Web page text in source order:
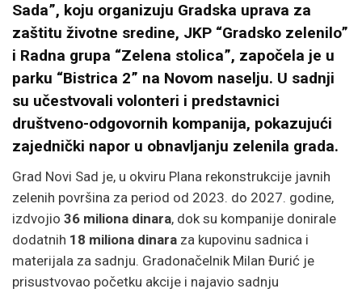
Sada”, koju organizuju Gradska uprava za
zaštitu životne sredine, JKP “Gradsko zelenilo”
i Radna grupa “Zelena stolica”, započela je u
parku “Bistrica 2” na Novom naselju. U sadnji
su učestvovali volonteri i predstavnici
društveno-odgovornih kompanija, pokazujući
zajednički napor u obnavljanju zelenila grada.
Grad Novi Sad je, u okviru Plana rekonstrukcije javnih
zelenih površina za period od 2023. do 2027. godine,
izdvojio 36 miliona dinara, dok su kompanije donirale
dodatnih 18 miliona dinara za kupovinu sadnica i
materijala za sadnju. Gradonačelnik Milan Đurić je
prisustvovao početku akcije i najavio sadnju